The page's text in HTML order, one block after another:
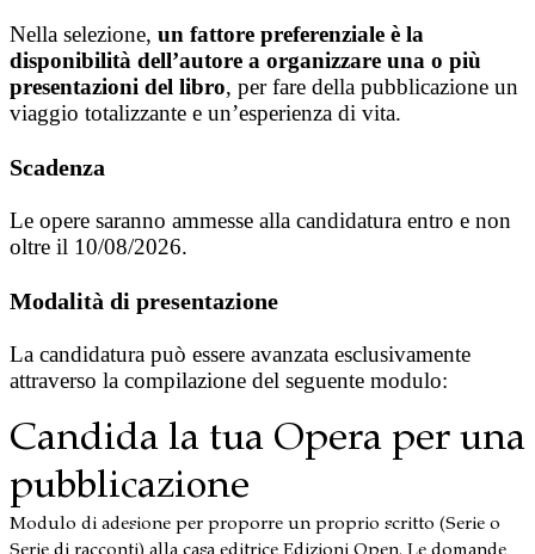
Nella selezione, un fattore preferenziale è la
disponibilità dell’autore a organizzare una o più
presentazioni del libro, per fare della pubblicazione un
viaggio totalizzante e un’esperienza di vita.
Scadenza
Le opere saranno ammesse alla candidatura entro e non
oltre il 10/08/2026.
Modalità di presentazione
La candidatura può essere avanzata esclusivamente
attraverso la compilazione del seguente modulo: